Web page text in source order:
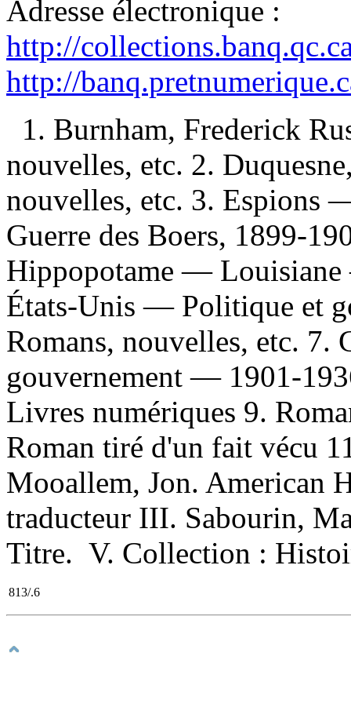
Adresse électronique :
http://
http://
1. Burnham, Frederick
nouvelles, etc. 2.
nouvelles, etc. 3. Espions
Guerre des Boers, 1899-
Hippopotame —
États-Unis — Politique et
Romans, nouvelles, etc.
gouvernement — 1901-
Livres numériques 9.
Roman tiré d'un fait vécu
Mooallem, Jon. American
traducteur III. Sabourin,
Titre. V. Collection :
813/.6